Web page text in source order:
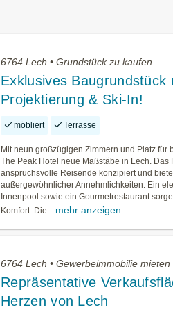
6764 Lech • Grundstück zu kaufen
Exklusives Baugrundstück
Projektierung & Ski-In!
möbliert Terrasse
Mit neun großzügigen Zimmern und Platz für
The Peak Hotel neue Maßstäbe in Lech. Das
anspruchsvolle Reisende konzipiert und
außergewöhnlicher Annehmlichkeiten. Ein
Innenpool sowie ein Gourmetrestaurant
Komfort. Die...
mehr anzeigen
6764 Lech • Gewerbeimmobilie mieten
Repräsentative
Herzen von Lech